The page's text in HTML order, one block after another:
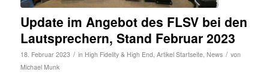
Update im Angebot des FLSV bei den
Lautsprechern, Stand Februar 2023
18. Februar 2023 / in High Fidelity & High End, Artikel Startseite, News / von
Michael Munk